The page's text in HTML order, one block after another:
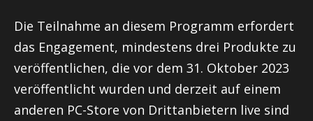
Die Teilnahme an diesem Programm erfordert
das Engagement, mindestens drei Produkte zu
veröffentlichen, die vor dem 31. Oktober 2023
veröffentlicht wurden und derzeit auf einem
anderen PC-Store von Drittanbietern live sind